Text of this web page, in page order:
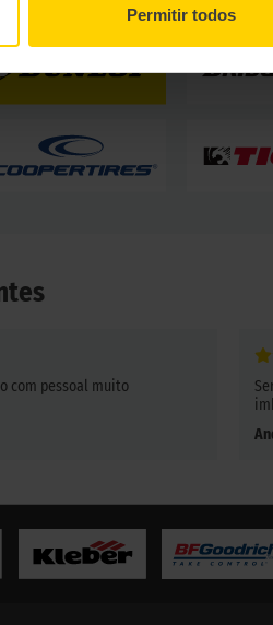
Permitir todos
com pessoal muito